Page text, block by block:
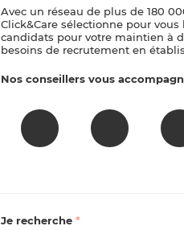
Avec un réseau de plus de 180
Click&Care sélectionne pour
candidats pour votre maintien à
besoins de recrutement en
Nos conseillers vous
Je recherche